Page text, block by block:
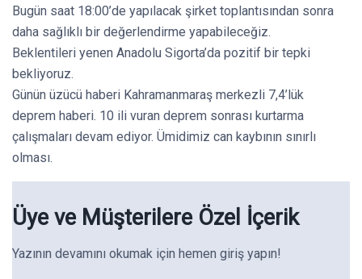
Bugün saat 18:00’de yapılacak şirket toplantısından sonra
daha sağlıklı bir değerlendirme yapabileceğiz.
Beklentileri yenen Anadolu Sigorta’da pozitif bir tepki
bekliyoruz.
Günün üzücü haberi Kahramanmaraş merkezli 7,4’lük
deprem haberi. 10 ili vuran deprem sonrası kurtarma
çalışmaları devam ediyor. Ümidimiz can kaybının sınırlı
olması.
Üye ve Müşterilere Özel İçerik
Yazının devamını okumak için hemen giriş yapın!